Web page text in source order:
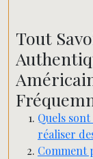
Tout
Quels
réaliser
Comment